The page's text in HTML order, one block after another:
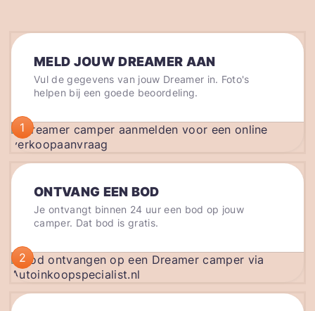
MELD JOUW DREAMER AAN
Vul de gegevens van jouw Dreamer in. Foto's
helpen bij een goede beoordeling.
1
ONTVANG EEN BOD
Je ontvangt binnen 24 uur een bod op jouw
camper. Dat bod is gratis.
2